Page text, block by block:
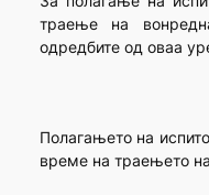
траење на
одредбите од оваа
Полагањето на
време на траењето